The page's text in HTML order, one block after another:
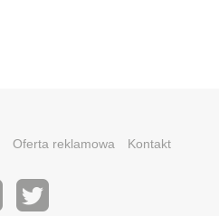
Oferta reklamowa Kontakt